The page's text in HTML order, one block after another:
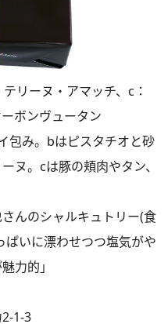
リーヌ・アマッチ、c：
ボンヴュータン
包み。bはピスタチオと砂
ヌ。cは豚の頬肉やタン、
んのシャルキュトリー(食
いに漂わせつつ塩気がや
力的」
1-3